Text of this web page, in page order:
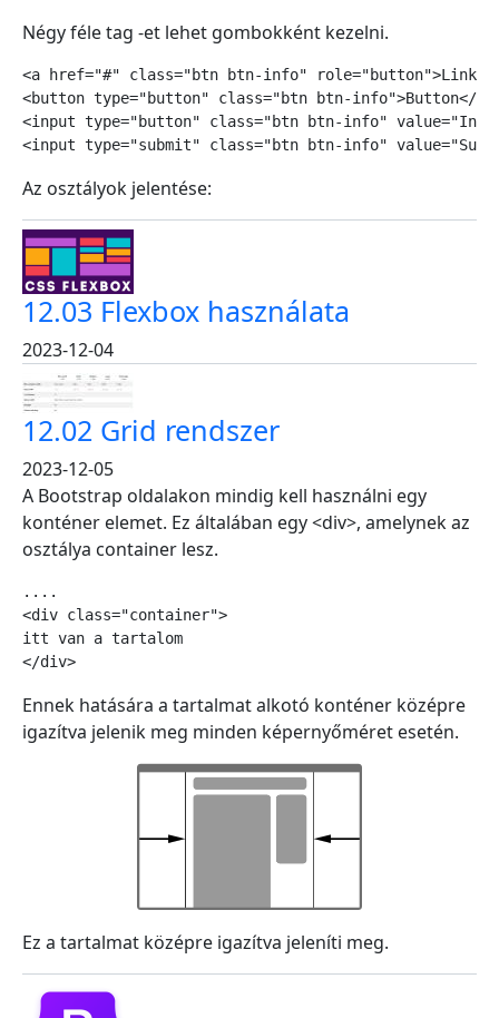
Négy féle tag -et lehet gombokként kezelni.
<a href="#" class="btn btn-info" role="button">Link
<button type="button" class="btn btn-info">Button</
<input type="button" class="btn btn-info"
<input type="submit" class="btn btn-info"
Az osztályok jelentése:
12.03 Flexbox használata
2023-12-04
12.02 Grid rendszer
2023-12-05
A Bootstrap oldalakon mindig kell használni egy
konténer elemet. Ez általában egy <div>, amelynek az
osztálya container lesz.
....
<div class="container">
itt van a tartalom
</div>
Ennek hatására a tartalmat alkotó konténer középre
igazítva jelenik meg minden képernyőméret esetén.
Ez a tartalmat középre igazítva jeleníti meg.